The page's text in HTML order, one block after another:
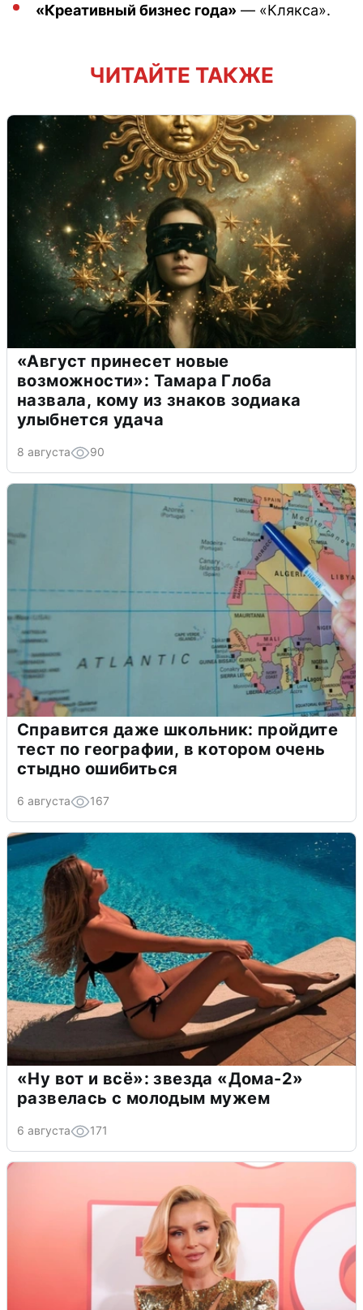
«Креативный бизнес года» — «Клякса».
ЧИТАЙТЕ ТАКЖЕ
«Август принесет новые
возможности»: Тамара Глоба
назвала, кому из знаков зодиака
улыбнется удача
8 августа 90
Справится даже школьник: пройдите
тест по географии, в котором очень
стыдно ошибиться
6 августа 167
«Ну вот и всё»: звезда «Дома-2»
развелась с молодым мужем
6 августа 171